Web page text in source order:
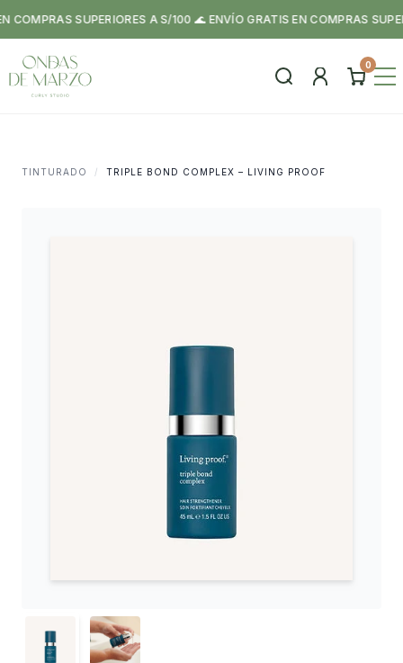
SUPERIORES A S/100 🌊 ENVÍO GRATIS EN COMPRAS
0
TINTURADO / TRIPLE BOND COMPLEX – LIVING PROOF